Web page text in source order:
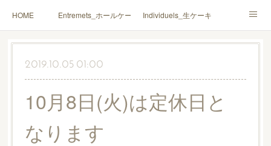
HOME Entremets_ホールケーキ Individuels_生ケーキ
Gâteaux secs_焼菓子 Coffrets Cadeaux_詰合せ
2019.10.05 01:00
10月8日(火)は定休日と
なります